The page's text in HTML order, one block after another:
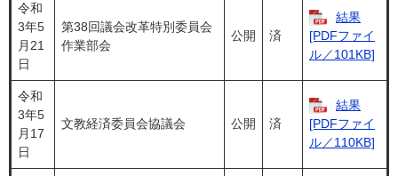
令和
3年5
月21
日
第38回議会改革特別委員会
作業部会
公開 済
結果
[PDFファイ
ル／101KB]
令和
3年5
月17
日
文教経済委員会協議会 公開 済
結果
[PDFファイ
ル／110KB]